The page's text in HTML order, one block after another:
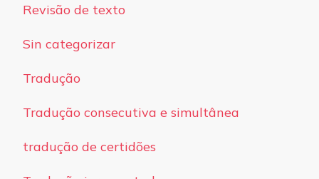
Revisão de texto
Sin categorizar
Tradução
Tradução consecutiva e simultânea
tradução de certidões